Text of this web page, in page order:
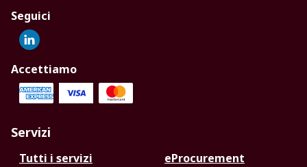
Seguici
Accettiamo
Servizi
Tutti i servizi
eProcurement